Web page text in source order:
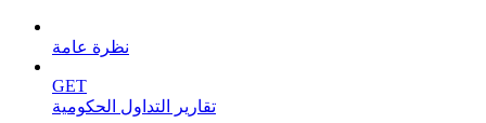
نظرة عامة
GET
تقارير التداول الحكومية